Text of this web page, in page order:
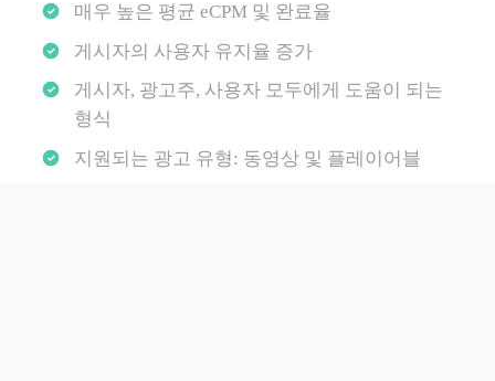
매우 높은 평균 eCPM 및 완료율
게시자의 사용자 유지율 증가
게시자, 광고주, 사용자 모두에게 도움이 되는
형식
지원되는 광고 유형: 동영상 및 플레이어블